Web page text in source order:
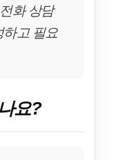
화 상담
하고 필요
요?